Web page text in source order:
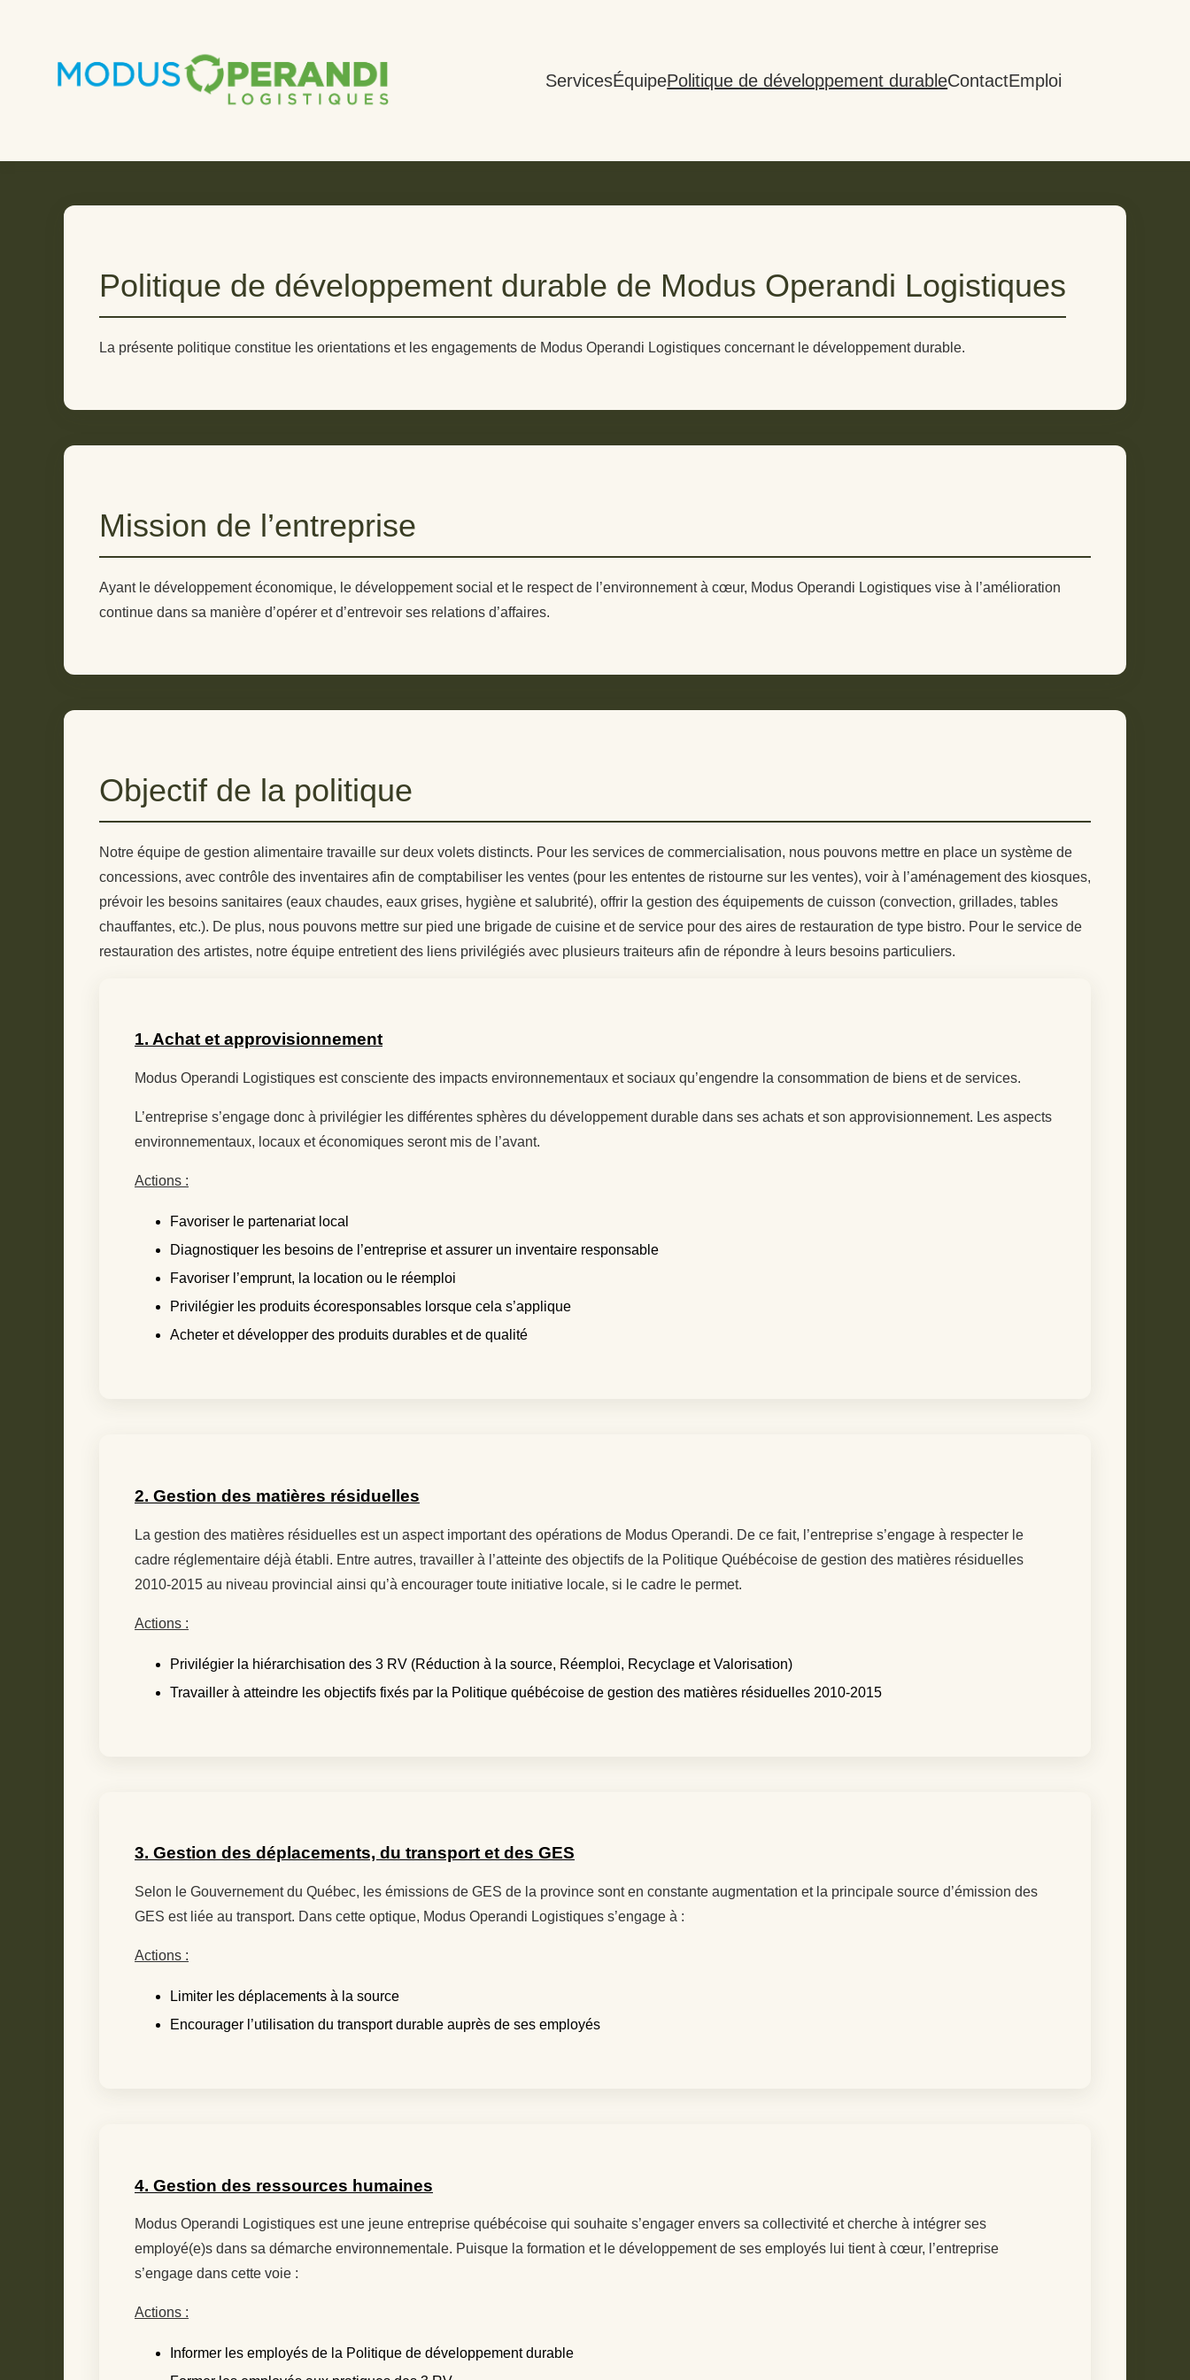
ServicesÉquipePolitique de développement durableContactEmploi
Politique de développement durable de Modus Operandi Logistiques
La présente politique constitue les orientations et les engagements de Modus Operandi Logistiques concernant le développement durable.
Mission de l’entreprise
Ayant le développement économique, le développement social et le respect de l’environnement à cœur, Modus Operandi Logistiques vise à l’amélioration
continue dans sa manière d’opérer et d’entrevoir ses relations d’affaires.
Objectif de la politique
Notre équipe de gestion alimentaire travaille sur deux volets distincts. Pour les services de commercialisation, nous pouvons mettre en place un système de
concessions, avec contrôle des inventaires afin de comptabiliser les ventes (pour les ententes de ristourne sur les ventes), voir à l’aménagement des kiosques,
prévoir les besoins sanitaires (eaux chaudes, eaux grises, hygiène et salubrité), offrir la gestion des équipements de cuisson (convection, grillades, tables
chauffantes, etc.). De plus, nous pouvons mettre sur pied une brigade de cuisine et de service pour des aires de restauration de type bistro. Pour le service de
restauration des artistes, notre équipe entretient des liens privilégiés avec plusieurs traiteurs afin de répondre à leurs besoins particuliers.
1. Achat et approvisionnement
Modus Operandi Logistiques est consciente des impacts environnementaux et sociaux qu’engendre la consommation de biens et de services.
L’entreprise s’engage donc à privilégier les différentes sphères du développement durable dans ses achats et son approvisionnement. Les aspects
environnementaux, locaux et économiques seront mis de l’avant.
Actions :
Favoriser le partenariat local
Diagnostiquer les besoins de l’entreprise et assurer un inventaire responsable
Favoriser l’emprunt, la location ou le réemploi
Privilégier les produits écoresponsables lorsque cela s’applique
Acheter et développer des produits durables et de qualité
2. Gestion des matières résiduelles
La gestion des matières résiduelles est un aspect important des opérations de Modus Operandi. De ce fait, l’entreprise s’engage à respecter le
cadre réglementaire déjà établi. Entre autres, travailler à l’atteinte des objectifs de la Politique Québécoise de gestion des matières résiduelles
2010-2015 au niveau provincial ainsi qu’à encourager toute initiative locale, si le cadre le permet.
Actions :
Privilégier la hiérarchisation des 3 RV (Réduction à la source, Réemploi, Recyclage et Valorisation)
Travailler à atteindre les objectifs fixés par la Politique québécoise de gestion des matières résiduelles 2010-2015
3. Gestion des déplacements, du transport et des GES
Selon le Gouvernement du Québec, les émissions de GES de la province sont en constante augmentation et la principale source d’émission des
GES est liée au transport. Dans cette optique, Modus Operandi Logistiques s’engage à :
Actions :
Limiter les déplacements à la source
Encourager l’utilisation du transport durable auprès de ses employés
4. Gestion des ressources humaines
Modus Operandi Logistiques est une jeune entreprise québécoise qui souhaite s’engager envers sa collectivité et cherche à intégrer ses
employé(e)s dans sa démarche environnementale. Puisque la formation et le développement de ses employés lui tient à cœur, l’entreprise
s’engage dans cette voie :
Actions :
Informer les employés de la Politique de développement durable